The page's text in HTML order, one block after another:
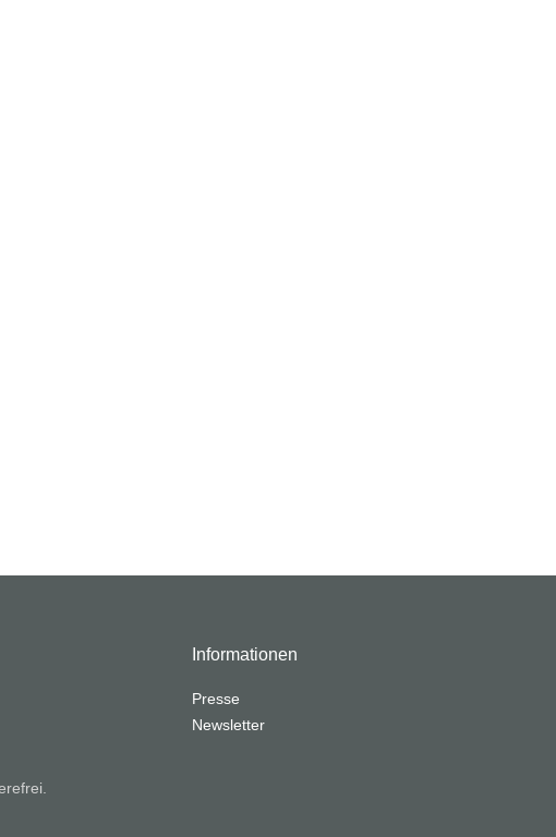
Informationen
Presse
Newsletter